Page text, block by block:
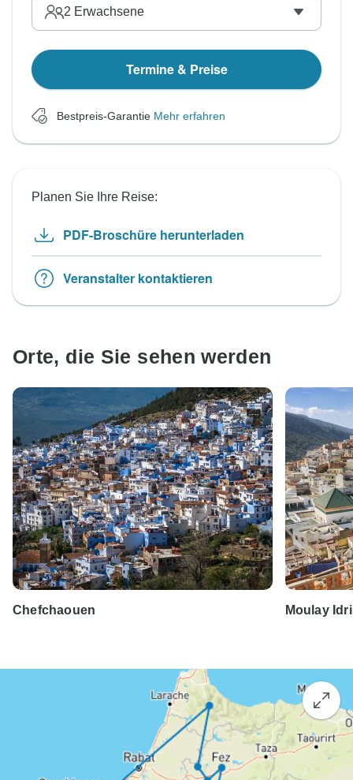
2 Erwachsene
Termine & Preise
Bestpreis-Garantie Mehr erfahren
Planen Sie Ihre Reise:
PDF-Broschüre herunterladen
Veranstalter kontaktieren
Orte, die Sie sehen werden
Chefchaouen Moulay